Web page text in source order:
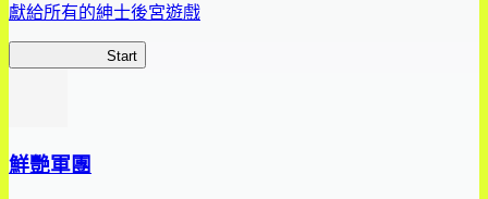
獻給所有的紳士後宮遊戲
Start
鮮艷軍團